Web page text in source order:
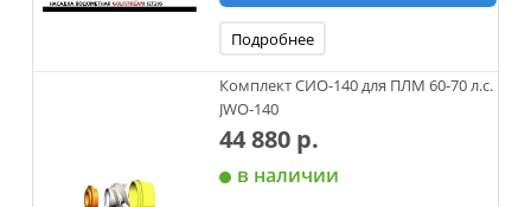
Подробнее
Комплект СИО-140 для ПЛМ 60-70 л.с.
JWO-140
44 880 р.
в наличии